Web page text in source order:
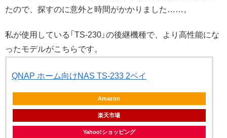
たので、探すのに意外と時間がかかりました……。
私が使用している「TS-230」の後継機種で、より高性能にな
ったモデルがこちらです。
QNAP ホーム向けNAS TS-233 2ベイ
Amazon
楽天市場
Yahoo!ショッピング